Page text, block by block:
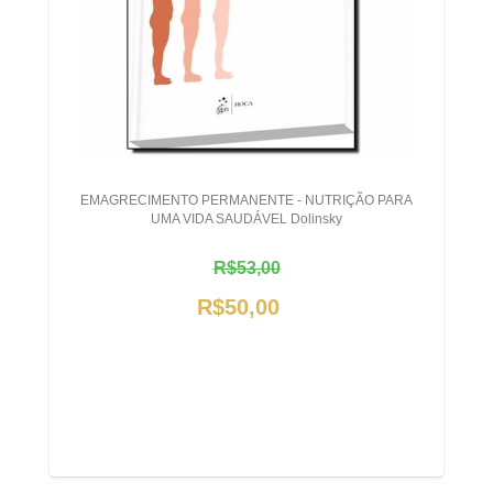
EMAGRECIMENTO PERMANENTE - NUTRIÇÃO PARA
UMA VIDA SAUDÁVEL Dolinsky
R$53,00
R$50,00